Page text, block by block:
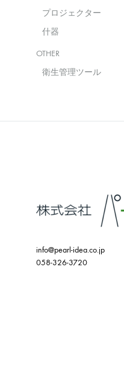
プロジェクター
什器
OTHER
衛生管理ツール
info@pearl-idea.co.jp
058-326-3720